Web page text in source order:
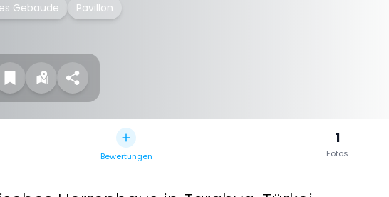
Gebäude Pavillon
Bewertungen
1
Fotos